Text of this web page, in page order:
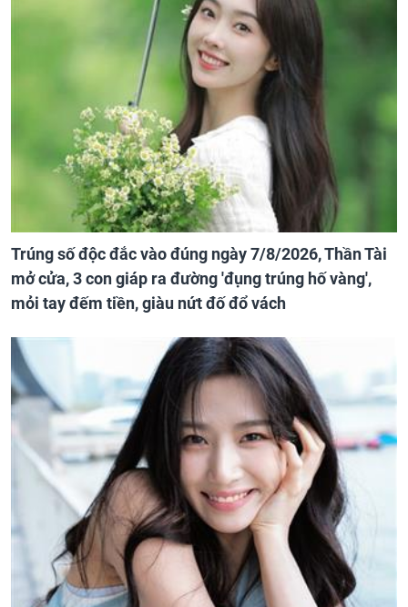
Trúng số độc đắc vào đúng ngày 7/8/2026, Thần Tài
mở cửa, 3 con giáp ra đường 'đụng trúng hố vàng',
mỏi tay đếm tiền, giàu nứt đố đổ vách